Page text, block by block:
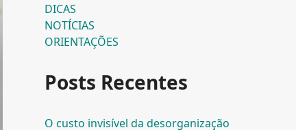
DICAS
NOTÍCIAS
ORIENTAÇÕES
Posts Recentes
O custo invisível da desorganização